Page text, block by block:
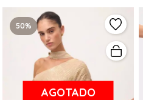
50%
AGOTADO